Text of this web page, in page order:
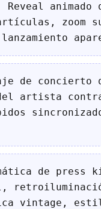
animado
zoom
lanzamiento
de concierto
artista contra
de press
vintage,